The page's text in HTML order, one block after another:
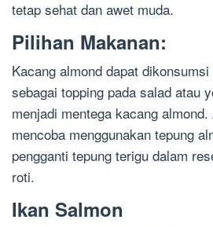
tetap sehat dan awet muda.
Pilihan Makanan:
Kacang almond dapat
sebagai topping pada salad atau
menjadi mentega kacang
mencoba menggunakan tepung
pengganti tepung terigu dalam
roti.
Ikan Salmon